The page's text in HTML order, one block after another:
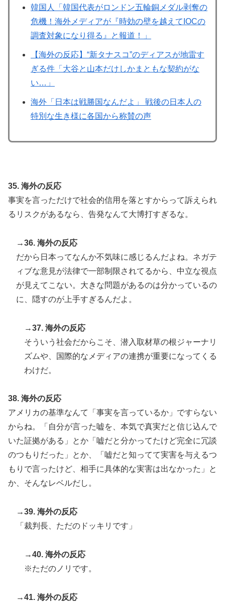
韓国人「韓国代表がロンドン五輪銅メダル剥奪の
危機！海外メディアが『時効の壁を越えてIOCの
調査対象になり得る』と報道！」
【海外の反応】“新タナスコ”のディアスが地雷す
ぎる件「大谷と山本だけしかまともな契約がな
い…」
海外「日本は戦勝国なんだよ」 戦後の日本人の
特別な生き様に各国から称賛の声
35. 海外の反応
事実を言っただけで社会的信用を落とすからって訴えられ
るリスクがあるなら、告発なんて大博打すぎるな。
→36. 海外の反応
だから日本ってなんか不気味に感じるんだよね。ネガテ
ィブな意見が法律で一部制限されてるから、中立な視点
が見えてこない。大きな問題があるのは分かっているの
に、隠すのが上手すぎるんだよ。
→37. 海外の反応
そういう社会だからこそ、潜入取材草の根ジャーナリ
ズムや、国際的なメディアの連携が重要になってくる
わけだ。
38. 海外の反応
アメリカの基準なんて「事実を言っているか」ですらない
からね。「自分が言った嘘を、本気で真実だと信じ込んで
いた証拠がある」とか「嘘だと分かってたけど完全に冗談
のつもりだった」とか、「嘘だと知ってて実害を与えるつ
もりで言ったけど、相手に具体的な実害は出なかった」と
か、そんなレベルだし。
→39. 海外の反応
「裁判長、ただのドッキリです」
→40. 海外の反応
※ただのノリです。
→41. 海外の反応